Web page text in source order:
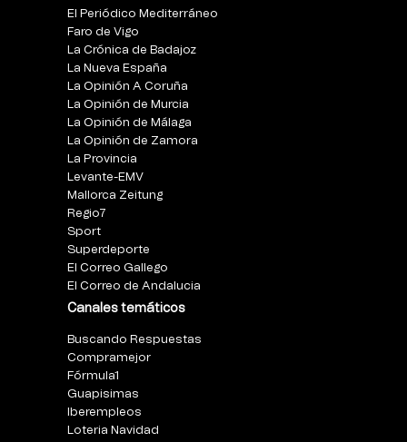
El Periódico Mediterráneo
Faro de Vigo
La Crónica de Badajoz
La Nueva España
La Opinión A Coruña
La Opinión de Murcia
La Opinión de Málaga
La Opinión de Zamora
La Provincia
Levante-EMV
Mallorca Zeitung
Regio7
Sport
Superdeporte
El Correo Gallego
El Correo de Andalucia
Canales temáticos
Buscando Respuestas
Compramejor
Fórmula1
Guapisimas
Iberempleos
Loteria Navidad